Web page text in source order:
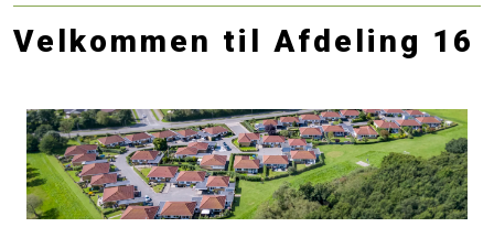
Velkommen til Afdeling 16